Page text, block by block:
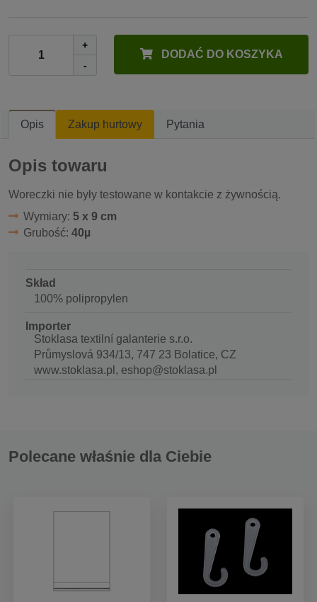
+
-
DODAĆ DO KOSZYKA
Opis Zakup hurtowy Pytania
Opis towaru
Woreczki nie były testowane w kontakcie z żywnością.
Wymiary: 5 x 9 cm
Grubość: 40µ
Skład
100% polipropylen
Importer
Stoklasa textilní galanterie s.r.o.
Průmyslová 934/13, 747 23 Bolatice, CZ
www.stoklasa.pl, eshop@stoklasa.pl
Polecane właśnie dla Ciebie